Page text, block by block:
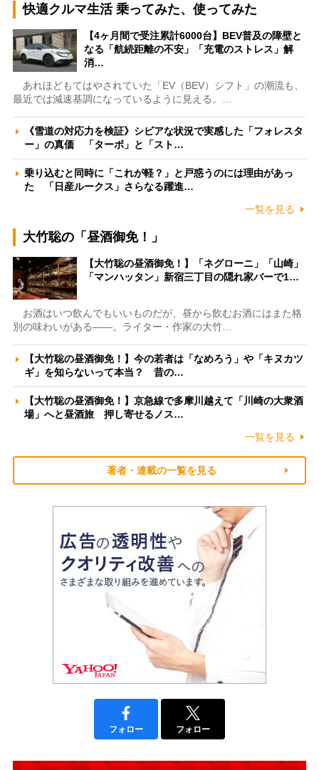
快適クルマ生活 乗ってみた、使ってみた
【4ヶ月間で受注累計6000台】BEV普及の障壁と
なる「航続距離の不安」「充電のストレス」解
消…
あれほどもてはやされていた「EV（BEV）シフト」の潮流も、
最近では減速基調になっているように見える。…
《雪道の対応力を検証》シビアな状況で実感した「フォレスタ
ー」の真価 「ターボ」と「スト…
乗り込むと同時に「これが軽？」と戸惑うのには理由があっ
た 「日産ルークス」さらなる躍進…
一覧を見る
大竹聡の「昼酒御免！」
【大竹聡の昼酒御免！】「ネグローニ」「山崎」
「マンハッタン」新宿三丁目の隠れ家バーで1…
お酒はいつ飲んでもいいものだが、昼から飲むお酒にはまた格
別の味わいがある――。ライター・作家の大竹…
【大竹聡の昼酒御免！】今の若者は「なめろう」や「キヌカツ
ギ」を知らないって本当？ 昔の…
【大竹聡の昼酒御免！】京急線で多摩川越えて「川崎の大衆酒
場」へと昼酒旅 押し寄せるノス…
一覧を見る
著者・連載の一覧を見る
フォロー フォロー